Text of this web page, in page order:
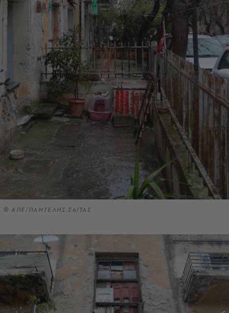
© ΑΠΕ/ΠΑΝΤΕΛΗΣ ΣΑΙΤΑΣ